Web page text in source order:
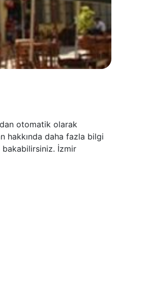
otomatik olarak
hakkında daha fazla bilgi
bakabilirsiniz. İzmir